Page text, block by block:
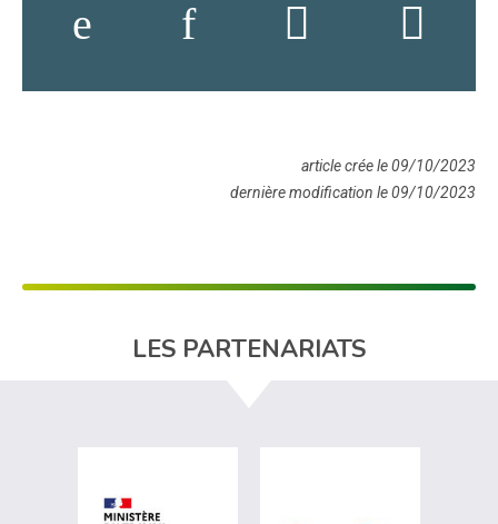
article crée le 09/10/2023
dernière modification le 09/10/2023
LES PARTENARIATS